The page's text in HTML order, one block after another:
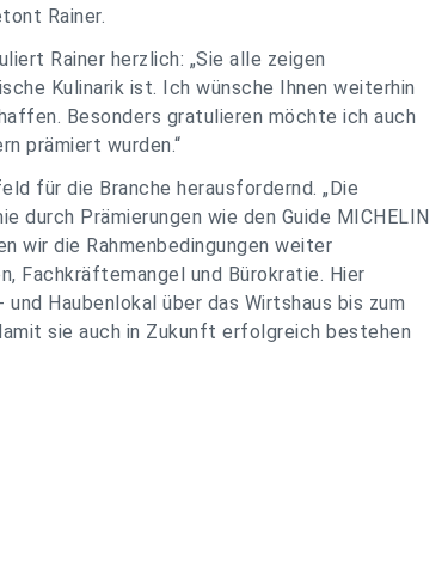
Rainer.
Rainer herzlich: „Sie alle zeigen
Kulinarik ist. Ich wünsche Ihnen weiterhin
Besonders gratulieren möchte ich auch
prämiert wurden.“
für die Branche herausfordernd. „Die
durch Prämierungen wie den Guide MICHELIN
wir die Rahmenbedingungen weiter
Fachkräftemangel und Bürokratie. Hier
Haubenlokal über das Wirtshaus bis zum
sie auch in Zukunft erfolgreich bestehen